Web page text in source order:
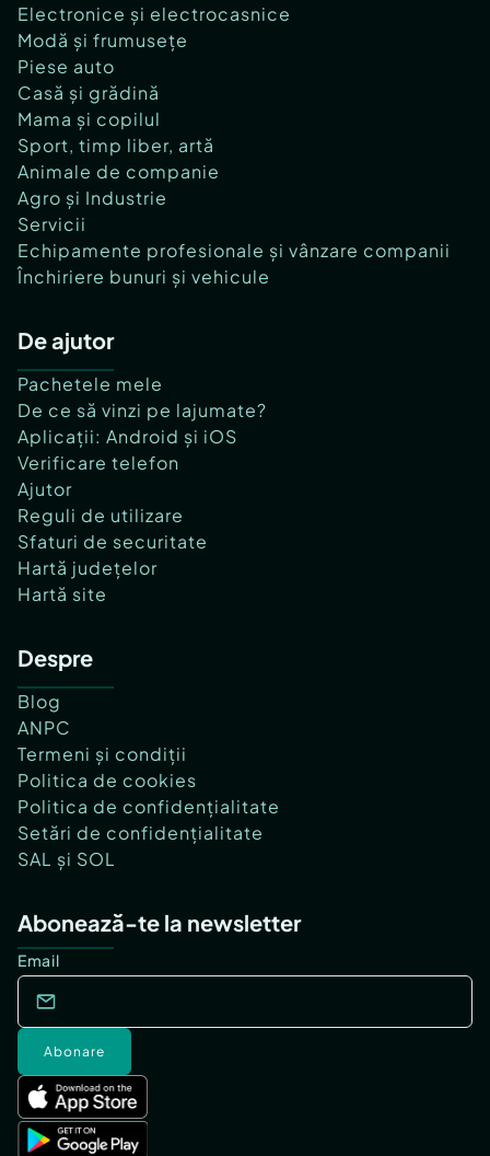
Electronice și electrocasnice
Modă și frumusețe
Piese auto
Casă și grădină
Mama și copilul
Sport, timp liber, artă
Animale de companie
Agro și Industrie
Servicii
Echipamente profesionale și vânzare companii
Închiriere bunuri și vehicule
De ajutor
Pachetele mele
De ce să vinzi pe lajumate?
Aplicații: Android și iOS
Verificare telefon
Ajutor
Reguli de utilizare
Sfaturi de securitate
Hartă județelor
Hartă site
Despre
Blog
ANPC
Termeni și condiții
Politica de cookies
Politica de confidențialitate
Setări de confidențialitate
SAL și SOL
Abonează-te la newsletter
Email
Abonare